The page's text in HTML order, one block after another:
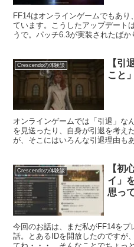
FF14はオンラインゲームでもあ
ています。こうしたアップデート
うで。パッチ6.3が実装されたば
Crescendoの体験談
【引
こと
オンラインゲームでは「引退」な
を見送ったり、自身が引退を考え
が、そこにはいろんな引退理由も
Crescendoの体験談
【初
イ」
思っ
今回のお話は、まだ私がFF14を
話。とあるIDを開放したのですが